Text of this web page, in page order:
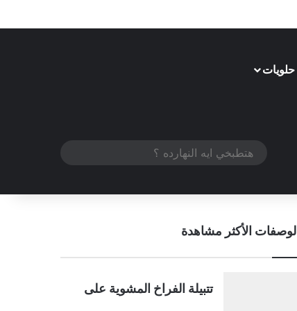
حلويات
الوضع المظلم
الوصفات الأكثر مشاهدة
تتبيلة الفراخ المشوية على